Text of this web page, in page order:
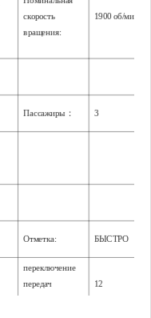
скорость
вращения:
1900 об/мин
Пассажиры： 3
Отметка: БЫСТРО
переключение
передач 12